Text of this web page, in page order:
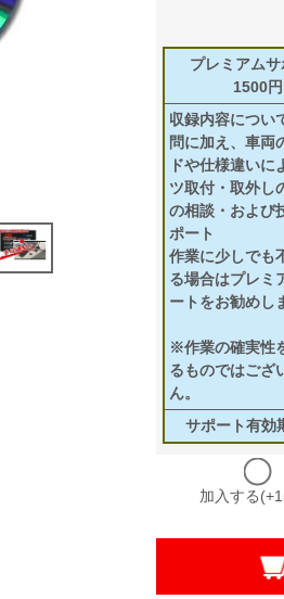
プレミアムサ
1500円
収録内容につい
問に加え、車両
ドや仕様違いに
ツ取付・取外し
の相談・および
ポート
作業に少しでも
る場合はプレミ
ートをお勧めし
※作業の確実性
るものではござ
ん。
サポート有効
加入する